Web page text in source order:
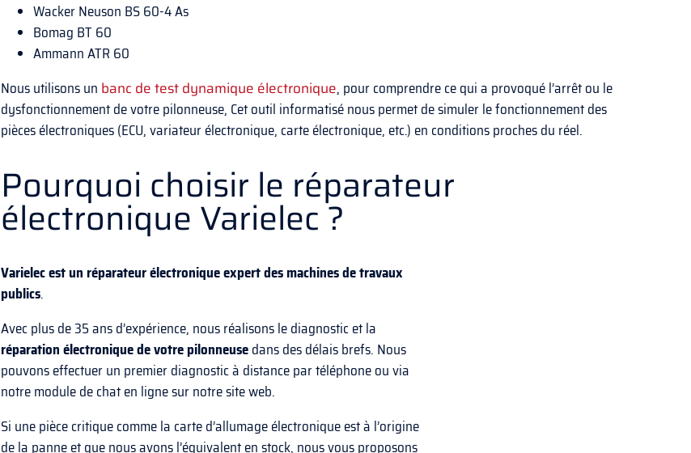
Wacker Neuson BS 60-4 As
Bomag BT 60
Ammann ATR 60
Nous utilisons un banc de test dynamique électronique, pour comprendre ce qui a provoqué l’arrêt ou le
dysfonctionnement de votre pilonneuse, Cet outil informatisé nous permet de simuler le fonctionnement des
pièces électroniques (ECU, variateur électronique, carte électronique, etc.) en conditions proches du réel.
Pourquoi choisir le réparateur
électronique Varielec ?
Varielecest un réparateur électronique expert des machines de travaux
publics.
Avec plus de 35 ans d’expérience, nous réalisons le diagnostic et la
réparation électronique de votrepilonneusedans des délais brefs. Nous
pouvons effectuer un premier diagnostic à distance par téléphone ou via
notre module de chat en ligne sur notre site web.
Si une pièce critique comme la carte d’allumage électronique est à l’origine
de la panne et que nous avons l’équivalent en stock, nous vous proposons